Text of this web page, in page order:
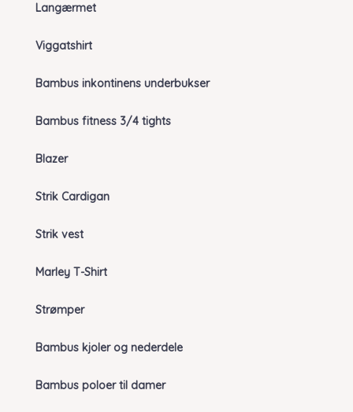
Langærmet
Viggatshirt
Bambus inkontinens underbukser
Bambus fitness 3/4 tights
Blazer
Strik Cardigan
Strik vest
Marley T-Shirt
Strømper
Bambus kjoler og nederdele
Bambus poloer til damer